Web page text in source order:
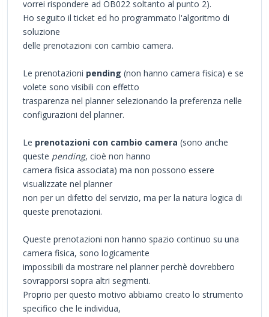
vorrei rispondere ad OB022 soltanto al punto 2).
Ho seguito il ticket ed ho programmato l'algoritmo di
soluzione
delle prenotazioni con cambio camera.
Le prenotazioni pending (non hanno camera fisica) e se
volete sono visibili con effetto
trasparenza nel planner selezionando la preferenza nelle
configurazioni del planner.
Le prenotazioni con cambio camera (sono anche
queste pending, cioè non hanno
camera fisica associata) ma non possono essere
visualizzate nel planner
non per un difetto del servizio, ma per la natura logica di
queste prenotazioni.
Queste prenotazioni non hanno spazio continuo su una
camera fisica, sono logicamente
impossibili da mostrare nel planner perchè dovrebbero
sovrapporsi sopra altri segmenti.
Proprio per questo motivo abbiamo creato lo strumento
specifico che le individua,